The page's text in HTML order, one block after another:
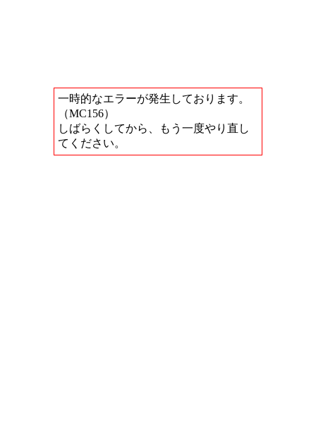
一時的なエラーが発生しております。
（MC156）
しばらくしてから、もう一度やり直し
てください。